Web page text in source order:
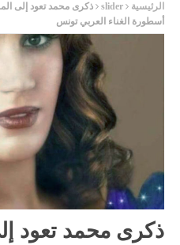
الرئيسية slider
ذكرى محمد تعود إلى
أسطورة الغناء العربي تونس
ذكرى محمد تعود